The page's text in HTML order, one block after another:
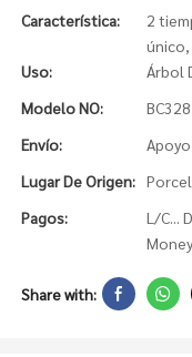
Característica:
2
Uso:
Árbol
Modelo NO:
BC328
Envío:
Lugar De Origen:
Pagos:
L/C...
Share with: